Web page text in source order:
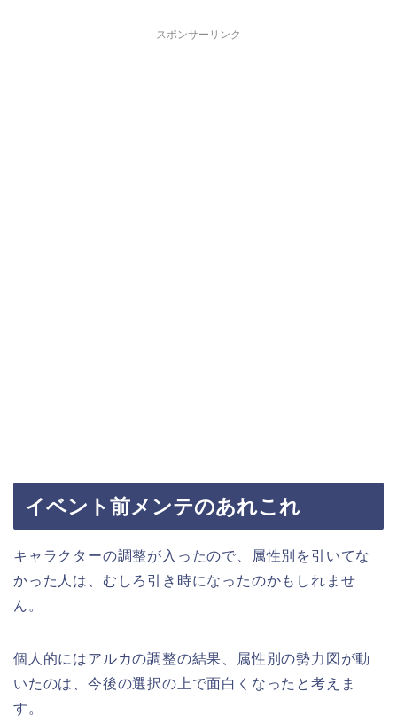
スポンサーリンク
イベント前メンテのあれこれ
キャラクターの調整が入ったので、属性別を引いてな
かった人は、むしろ引き時になったのかもしれませ
ん。
個人的にはアルカの調整の結果、属性別の勢力図が動
いたのは、今後の選択の上で面白くなったと考えま
す。